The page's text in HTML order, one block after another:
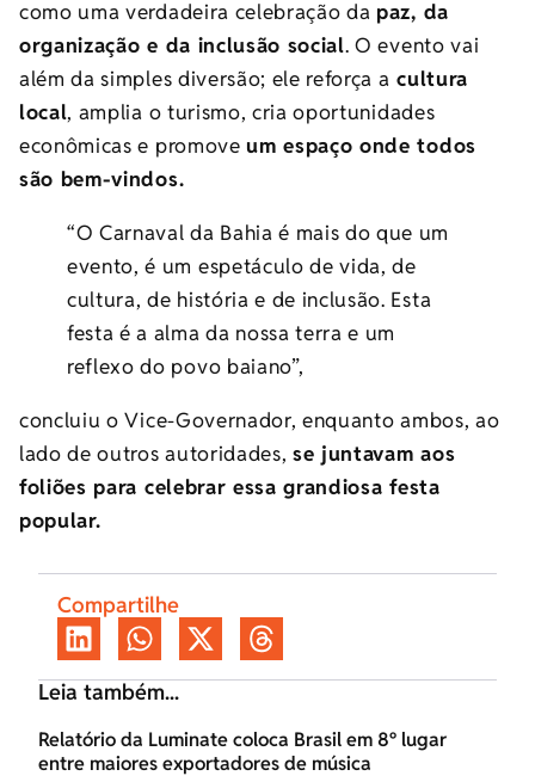
como uma verdadeira celebração da paz, da
organização e da inclusão social. O evento vai
além da simples diversão; ele reforça a cultura
local, amplia o turismo, cria oportunidades
econômicas e promove um espaço onde todos
são bem-vindos.
“O Carnaval da Bahia é mais do que um
evento, é um espetáculo de vida, de
cultura, de história e de inclusão. Esta
festa é a alma da nossa terra e um
reflexo do povo baiano”,
concluiu o Vice-Governador, enquanto ambos, ao
lado de outros autoridades,se juntavam aos
foliões para celebrar essa grandiosa festa
popular.
Compartilhe
Leia também...
Relatório da Luminate coloca Brasil em 8º lugar
entre maiores exportadores de música